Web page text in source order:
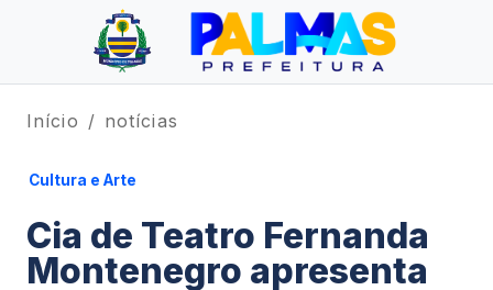
Início notícias
Cultura e Arte
Cia de Teatro Fernanda
Montenegro apresenta